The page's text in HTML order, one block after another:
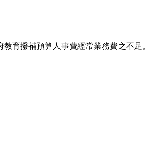
育撥補預算人事費經常業務費之不足。